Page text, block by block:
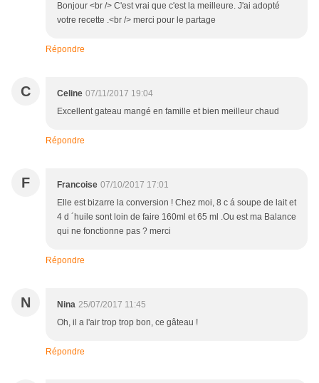
Bonjour <br /> C'est vrai que c'est la meilleure. J'ai adopté
votre recette .<br /> merci pour le partage
Répondre
C Celine 07/11/2017 19:04
Excellent gateau mangé en famille et bien meilleur chaud
Répondre
F Francoise 07/10/2017 17:01
Elle est bizarre la conversion ! Chez moi, 8 c á soupe de lait et
4 d ´huile sont loin de faire 160ml et 65 ml .Ou est ma Balance
qui ne fonctionne pas ? merci
Répondre
N Nina 25/07/2017 11:45
Oh, il a l'air trop trop bon, ce gâteau !
Répondre